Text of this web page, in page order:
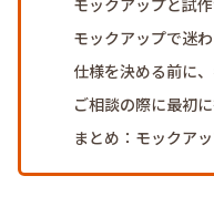
モックアップと試
モックアップで迷
仕様を決める前に
ご相談の際に最初
まとめ：モックア